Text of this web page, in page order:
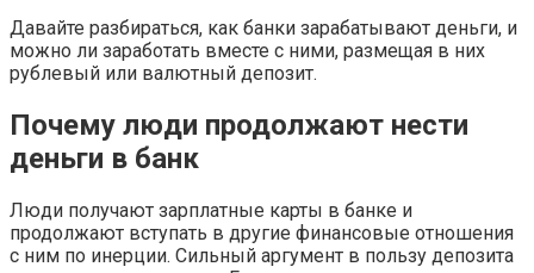
Давайте разбираться, как банки зарабатывают деньги, и
можно ли заработать вместе с ними, размещая в них
рублевый или валютный депозит.
Почему люди продолжают нести
деньги в банк
Люди получают зарплатные карты в банке и
продолжают вступать в другие финансовые отношения
с ним по инерции. Сильный аргумент в пользу депозита